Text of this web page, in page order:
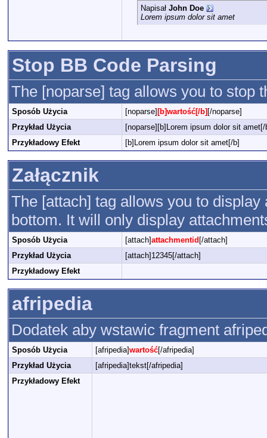
Napisał John Doe
Lorem ipsum dolor sit amet
Stop BB Code Parsing
The [noparse] tag allows you to stop
Sposób Użycia [noparse] [b]wartość[/b] [/noparse]
Przykład Użycia
[noparse][b]Lorem ipsum dolor sit
Przykładowy Efekt
[b]Lorem ipsum dolor sit amet[/b]
Załącznik
The [attach] tag allows you to
bottom. It will only display
Sposób Użycia [attach]attachmentid [/attach]
Przykład Użycia
[attach]12345[/attach]
Przykładowy Efekt
afripedia
Dodatek aby wstawic fragment
Sposób Użycia [afripedia]wartość[/afripedia]
Przykład Użycia
[afripedia]tekst[/afripedia]
Przykładowy Efekt